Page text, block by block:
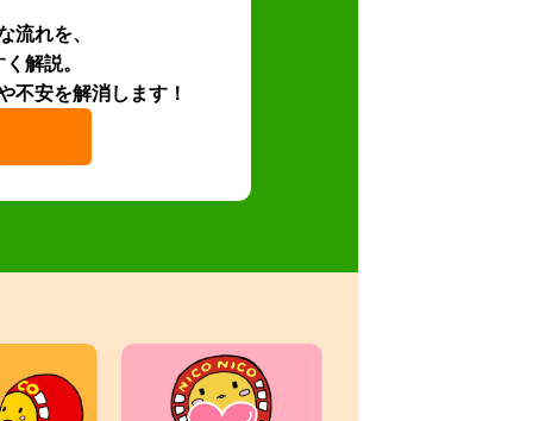
流れを、
解説。
不安を解消します！